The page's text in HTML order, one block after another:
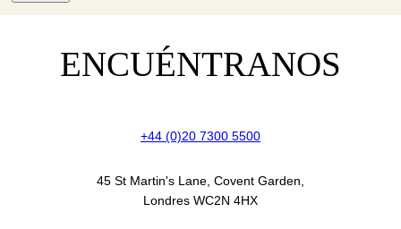
a
i
u
a
ENCUÉNTRANOS
+44 (0)20 7300 5500
45 St Martin's Lane, Covent Garden,
Londres WC2N 4HX